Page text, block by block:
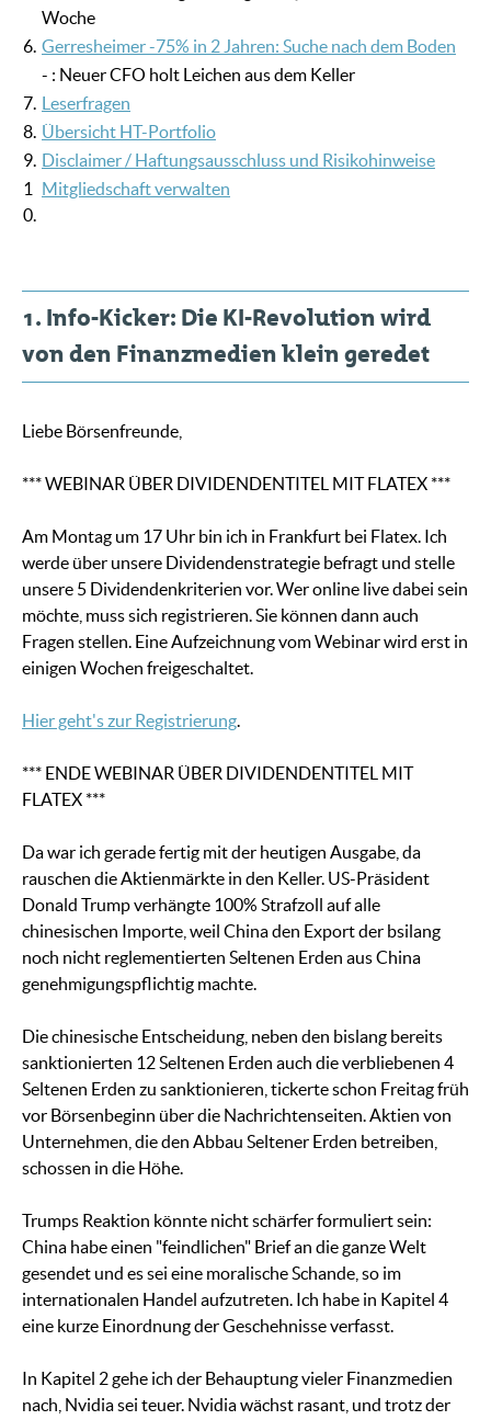
Woche
6. Gerresheimer -75% in 2 Jahren: Suche nach dem Boden
- : Neuer CFO holt Leichen aus dem Keller
7. Leserfragen
8. Übersicht HT-Portfolio
9. Disclaimer / Haftungsausschluss und Risikohinweise
1
0.
Mitgliedschaft verwalten
1. Info-Kicker: Die KI-Revolution wird
von den Finanzmedien klein geredet
Liebe Börsenfreunde,
*** WEBINAR ÜBER DIVIDENDENTITEL MIT FLATEX ***
Am Montag um 17 Uhr bin ich in Frankfurt bei Flatex. Ich
werde über unsere Dividendenstrategie befragt und stelle
unsere 5 Dividendenkriterien vor. Wer online live dabei sein
möchte, muss sich registrieren. Sie können dann auch
Fragen stellen. Eine Aufzeichnung vom Webinar wird erst in
einigen Wochen freigeschaltet.
Hier geht's zur Registrierung.
*** ENDE WEBINAR ÜBER DIVIDENDENTITEL MIT
FLATEX ***
Da war ich gerade fertig mit der heutigen Ausgabe, da
rauschen die Aktienmärkte in den Keller. US-Präsident
Donald Trump verhängte 100% Strafzoll auf alle
chinesischen Importe, weil China den Export der bsilang
noch nicht reglementierten Seltenen Erden aus China
genehmigungspflichtig machte.
Die chinesische Entscheidung, neben den bislang bereits
sanktionierten 12 Seltenen Erden auch die verbliebenen 4
Seltenen Erden zu sanktionieren, tickerte schon Freitag früh
vor Börsenbeginn über die Nachrichtenseiten. Aktien von
Unternehmen, die den Abbau Seltener Erden betreiben,
schossen in die Höhe.
Trumps Reaktion könnte nicht schärfer formuliert sein:
China habe einen "feindlichen" Brief an die ganze Welt
gesendet und es sei eine moralische Schande, so im
internationalen Handel aufzutreten. Ich habe in Kapitel 4
eine kurze Einordnung der Geschehnisse verfasst.
In Kapitel 2 gehe ich der Behauptung vieler Finanzmedien
nach, Nvidia sei teuer. Nvidia wächst rasant, und trotz der